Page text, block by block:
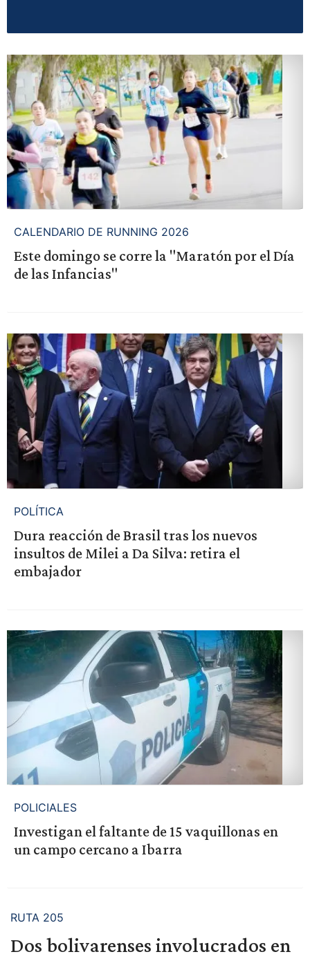
CALENDARIO DE RUNNING 2026
Este domingo se corre la "Maratón por el Día
de las Infancias"
POLÍTICA
Dura reacción de Brasil tras los nuevos
insultos de Milei a Da Silva: retira el
embajador
POLICIALES
Investigan el faltante de 15 vaquillonas en
un campo cercano a Ibarra
RUTA 205
Dos bolivarenses involucrados en